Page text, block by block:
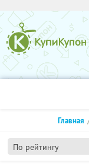
По рейтингу
Главная